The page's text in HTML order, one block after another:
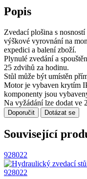
Popis
Zvedací plošina s
výškové vyrovnání na
expedici a balení zboží.
Plynulé zvedání a
25 zdvihů za hodinu.
Stůl může být umístěn
Motor je vybaven krytím
komponenty jsou
Na vyžádání lze dodat ve
Doporučit Dotázat se
Související
928022
928022